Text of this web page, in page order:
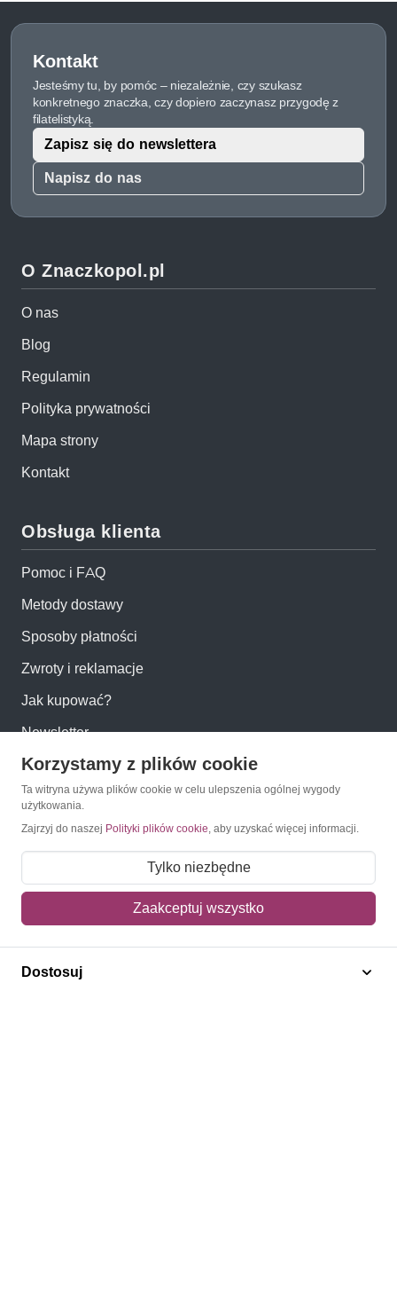
Kontakt
Jesteśmy tu, by pomóc – niezależnie, czy szukasz
konkretnego znaczka, czy dopiero zaczynasz przygodę z
filatelistyką.
Napisz do nas
Zapisz się do newslettera
O Znaczkopol.pl
O nas
Blog
Regulamin
Polityka prywatności
Mapa strony
Kontakt
Obsługa klienta
Pomoc i FAQ
Metody dostawy
Sposoby płatności
Zwroty i reklamacje
Jak kupować?
Newsletter
Konto
Moje konto
Mój koszyk
Adres dostawy
Korzystamy z plików cookie
Ta witryna używa plików cookie w celu ulepszenia ogólnej wygody
użytkowania.
Zajrzyj do naszej Polityki plików cookie, aby uzyskać więcej informacji.
Tylko niezbędne
Zaakceptuj wszystko
Dostosuj